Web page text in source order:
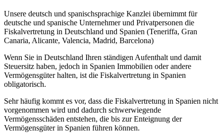
Unsere deutsch und spanischsprachige Kanzlei übernimmt für
deutsche und spanische Unternehmer und Privatpersonen die
Fiskalvertretung in Deutschland und Spanien (Teneriffa, Gran
Canaria, Alicante, Valencia, Madrid, Barcelona)
Wenn Sie in Deutschland Ihren ständigen Aufenthalt und damit
Steuersitz haben, jedoch in Spanien Immobilien oder andere
Vermögensgüter halten, ist die Fiskalvertretung in Spanien
obligatorisch.
Sehr häufig kommt es vor, dass die Fiskalvertretung in Spanien nicht
vorgenommen wird und dadurch schwerwiegende
Vermögensschäden entstehen, die bis zur Enteignung der
Vermögensgüter in Spanien führen können.